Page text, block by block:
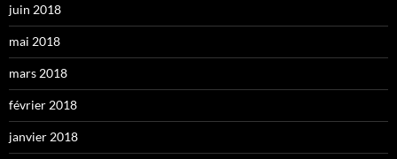
juin 2018
mai 2018
mars 2018
février 2018
janvier 2018